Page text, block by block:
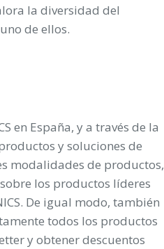
la diversidad del
de ellos.
en España, y a través de la
y soluciones de
modalidades de productos,
los productos líderes
. De igual modo, también
todos los productos
y obtener descuentos